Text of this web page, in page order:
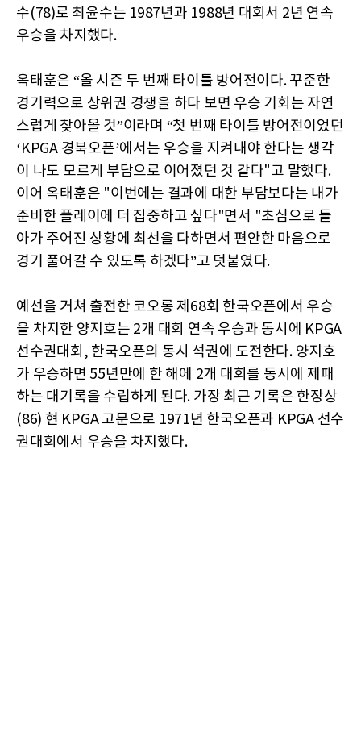
수(78)로 최윤수는 1987년과 1988년 대회서 2년 연속
우승을 차지했다.
옥태훈은 “올 시즌 두 번째 타이틀 방어전이다. 꾸준한
경기력으로 상위권 경쟁을 하다 보면 우승 기회는 자연
스럽게 찾아올 것”이라며 “첫 번째 타이틀 방어전이었던
‘KPGA 경북오픈’에서는 우승을 지켜내야 한다는 생각
이 나도 모르게 부담으로 이어졌던 것 같다"고 말했다.
이어 옥태훈은 "이번에는 결과에 대한 부담보다는 내가
준비한 플레이에 더 집중하고 싶다"면서 "초심으로 돌
아가 주어진 상황에 최선을 다하면서 편안한 마음으로
경기 풀어갈 수 있도록 하겠다”고 덧붙였다.
예선을 거쳐 출전한 코오롱 제68회 한국오픈에서 우승
을 차지한 양지호는 2개 대회 연속 우승과 동시에 KPGA
선수권대회, 한국오픈의 동시 석권에 도전한다. 양지호
가 우승하면 55년만에 한 해에 2개 대회를 동시에 제패
하는 대기록을 수립하게 된다. 가장 최근 기록은 한장상
(86) 현 KPGA 고문으로 1971년 한국오픈과 KPGA 선수
권대회에서 우승을 차지했다.